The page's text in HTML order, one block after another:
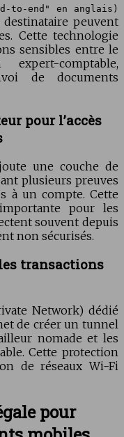
to-end" en anglais)
destinataire peuvent
Cette technologie
sensibles entre le
comptable,
de documents
pour l’accès
une couche de
plusieurs preuves
à un compte. Cette
pour les
souvent depuis
non sécurisés.
transactions
Network) dédié
de créer un tunnel
nomade et les
Cette protection
de réseaux Wi-Fi
pour